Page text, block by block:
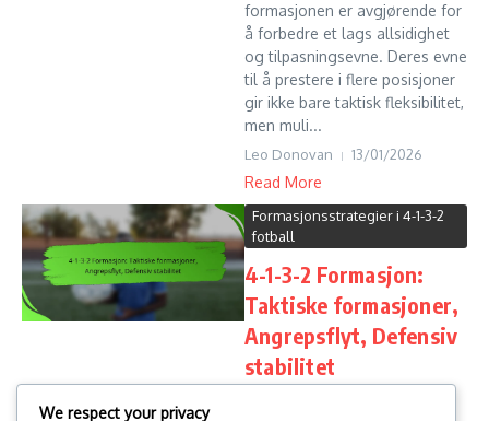
formasjonen er avgjørende for
å forbedre et lags allsidighet
og tilpasningsevne. Deres evne
til å prestere i flere posisjoner
gir ikke bare taktisk fleksibilitet,
men muli...
Leo Donovan 13/01/2026
Read More
Formasjonsstrategier i 4-1-3-2
fotball
4-1-3-2 Formasjon:
Taktiske formasjoner,
Angrepsflyt, Defensiv
stabilitet
We respect your privacy